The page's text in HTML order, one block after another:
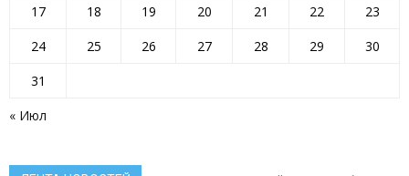
« Июл
17
18 19 20 21 22
23
24
25 26 27 28 29
30
31